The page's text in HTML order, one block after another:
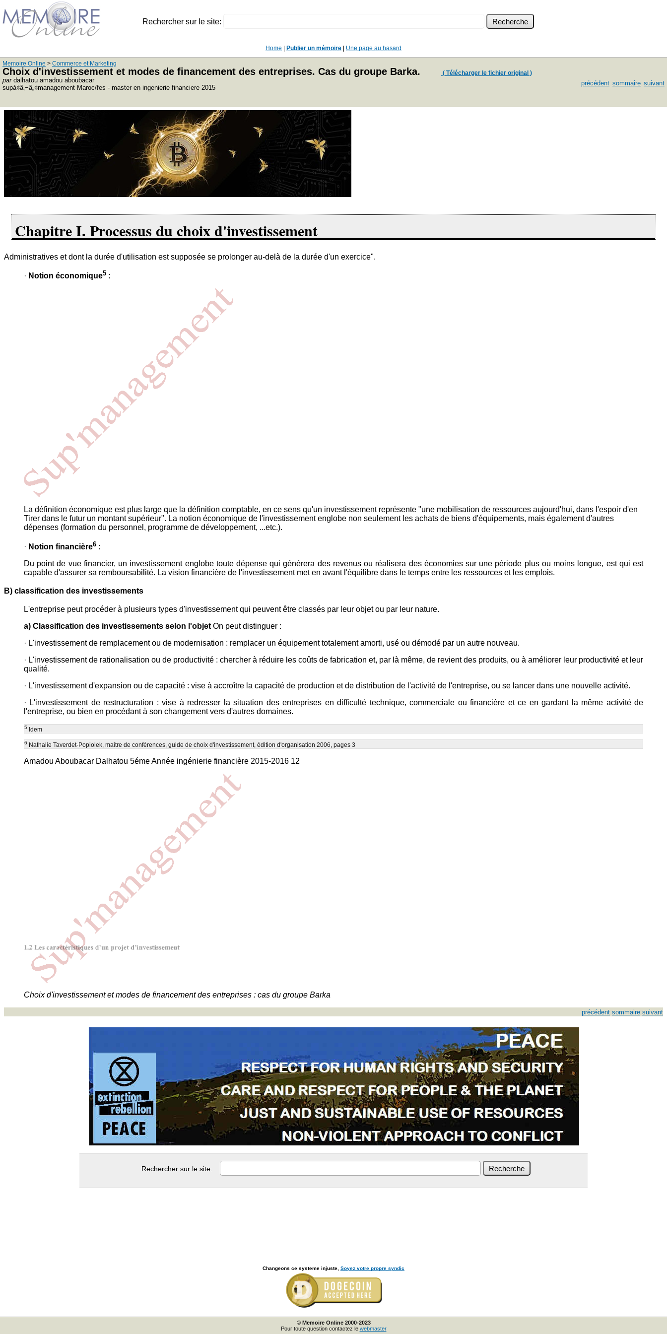
Rechercher sur le site:
Home Publier un mémoire Une page au hasard
Memoire Online > Commerce et Marketing
Choix d'investissement et modes de financement des entreprises. Cas du groupe Barka. ( Télécharger le fichier original )
pardalhatou amadou aboubacar
supà¢â‚¬â„¢management Maroc/fes - master en ingenierie financiere 2015
précédent sommaire suivant
Chapitre I. Processus du choix d'investissement
Administratives et dont la durée d'utilisation est supposée se prolonger au-delà de la durée d'un exercice".
· Notion économique5 :
La définition économique est plus large que la définition comptable, en ce sens qu'un investissement représente "une mobilisation de ressources aujourd'hui, dans l'espoir d'en
Tirer dans le futur un montant supérieur". La notion économique de l'investissement englobe non seulement les achats de biens d'équipements, mais également d'autres
dépenses (formation du personnel, programme de développement, ...etc.).
· Notion financière6 :
Du point de vue financier, un investissement englobe toute dépense qui générera des revenus ou réalisera des économies sur une période plus ou moins longue, est qui est
capable d'assurer sa remboursabilité. La vision financière de l'investissement met en avant l'équilibre dans le temps entre les ressources et les emplois.
B) classification des investissements
L'entreprise peut procéder à plusieurs types d'investissement qui peuvent être classés par leur objet ou par leur nature.
a) Classification des investissements selon l'objet On peut distinguer :
· L'investissement de remplacement ou de modernisation : remplacer un équipement totalement amorti, usé ou démodé par un autre nouveau.
· L'investissement de rationalisation ou de productivité : chercher à réduire les coûts de fabrication et, par là même, de revient des produits, ou à améliorer leur productivité et leur
qualité.
· L'investissement d'expansion ou de capacité : vise à accroître la capacité de production et de distribution de l'activité de l'entreprise, ou se lancer dans une nouvelle activité.
· L'investissement de restructuration : vise à redresser la situation des entreprises en difficulté technique, commerciale ou financière et ce en gardant la même activité de
l'entreprise, ou bien en procédant à son changement vers d'autres domaines.
5 Idem
6 Nathalie Taverdet-Popiolek, maitre de conférences, guide de choix d'investissement, édition d'organisation 2006, pages 3
Amadou Aboubacar Dalhatou 5éme Année ingénierie financière 2015-2016 12
Choix d'investissement et modes de financement des entreprises : cas du groupe Barka
précédent sommaire suivant
Rechercher sur le site:
Changeons ce systeme injuste, Soyez votre propre syndic
© Memoire Online 2000-2023
Pour toute question contactez le webmaster